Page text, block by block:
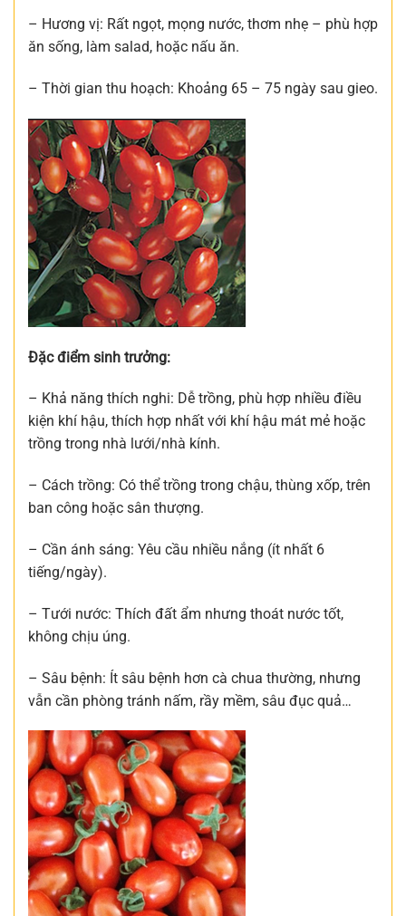
– Hương vị: Rất ngọt, mọng nước, thơm nhẹ – phù hợp
ăn sống, làm salad, hoặc nấu ăn.
– Thời gian thu hoạch: Khoảng 65 – 75 ngày sau gieo.
Đặc điểm sinh trưởng:
– Khả năng thích nghi: Dễ trồng, phù hợp nhiều điều
kiện khí hậu, thích hợp nhất với khí hậu mát mẻ hoặc
trồng trong nhà lưới/nhà kính.
– Cách trồng: Có thể trồng trong chậu, thùng xốp, trên
ban công hoặc sân thượng.
– Cần ánh sáng: Yêu cầu nhiều nắng (ít nhất 6
tiếng/ngày).
– Tưới nước: Thích đất ẩm nhưng thoát nước tốt,
không chịu úng.
– Sâu bệnh: Ít sâu bệnh hơn cà chua thường, nhưng
vẫn cần phòng tránh nấm, rầy mềm, sâu đục quả…